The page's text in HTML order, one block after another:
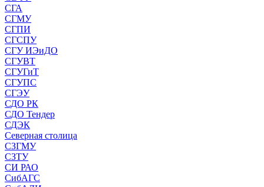
СГА
СГМУ
СГПИ
СГСПУ
СГУ ИЭиДО
СГУВТ
СГУГиТ
СГУПС
СГЭУ
СДО РК
СДО Тендер
СДЭК
Северная столица
СЗГМУ
СЗТУ
СИ РАО
СибАГС